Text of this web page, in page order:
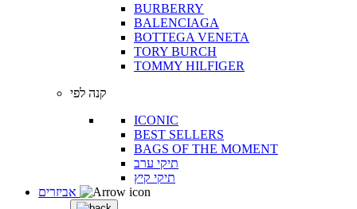
BURBERRY
BALENCIAGA
BOTTEGA VENETA
TORY BURCH
TOMMY HILFIGER
קנה לפי
ICONIC
BEST SELLERS
BAGS OF THE MOMENT
תיקי ערב
תיקי קיץ